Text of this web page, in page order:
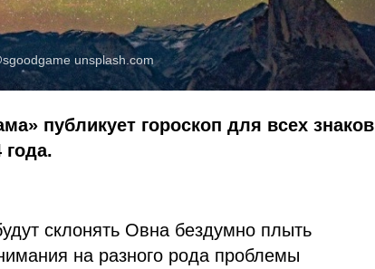
unsplash.com
публикует гороскоп для всех знаков
года.
склонять Овна бездумно плыть
на разного рода проблемы